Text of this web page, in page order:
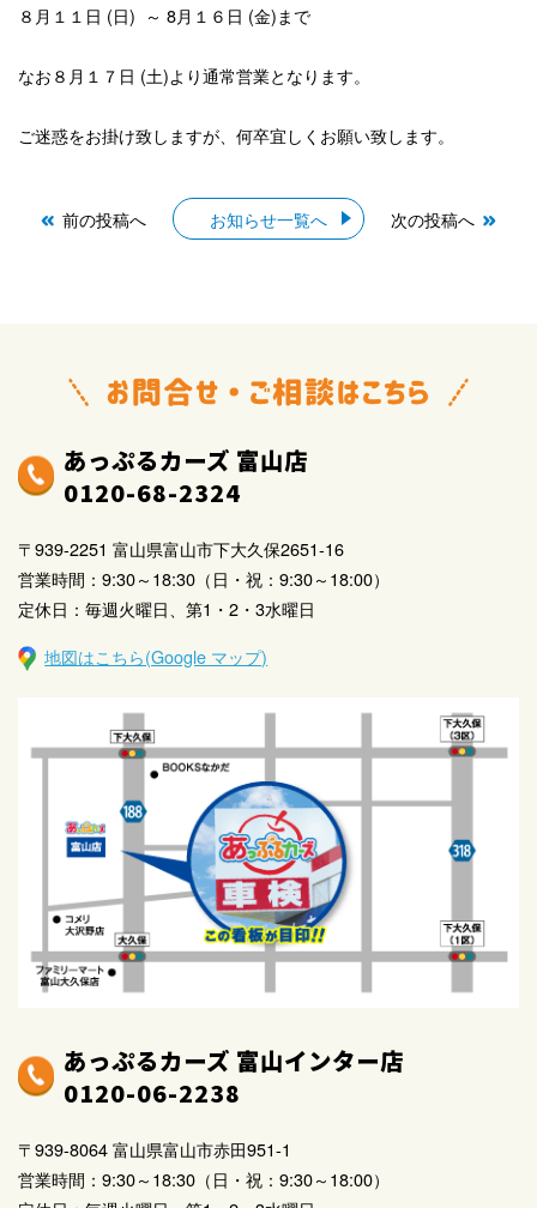
８月１１日 (日) ～ 8月１６日 (金)まで
なお８月１７日 (土)より通常営業となります。
ご迷惑をお掛け致しますが、何卒宜しくお願い致します。
前の投稿へ お知らせ一覧へ 次の投稿へ
あっぷるカーズ 富山店
0120-68-2324
〒939-2251 富山県富山市下大久保2651-16
営業時間：9:30～18:30（日・祝：9:30～18:00）
定休日：毎週火曜日、第1・2・3水曜日
地図はこちら(Google マップ)
あっぷるカーズ 富山インター店
0120-06-2238
〒939-8064 富山県富山市赤田951-1
営業時間：9:30～18:30（日・祝：9:30～18:00）